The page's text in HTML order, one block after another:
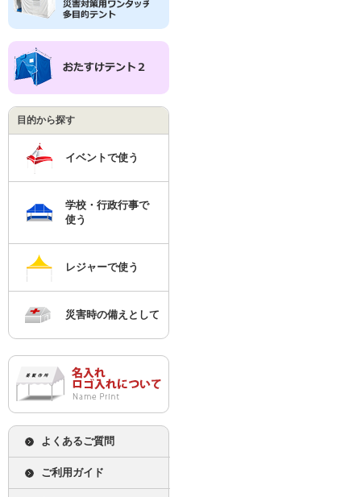
目的から探す
イベントで使う
学校・行政行事で
使う
レジャーで使う
災害時の備えとして
よくあるご質問
ご利用ガイド